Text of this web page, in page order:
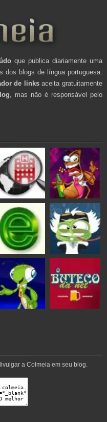
que publica diariamente uma
dos blogs de língua portuguesa.
de linksaceita gratuitamente
, mas não é responsável pelo
a Colmeia em seu blog.